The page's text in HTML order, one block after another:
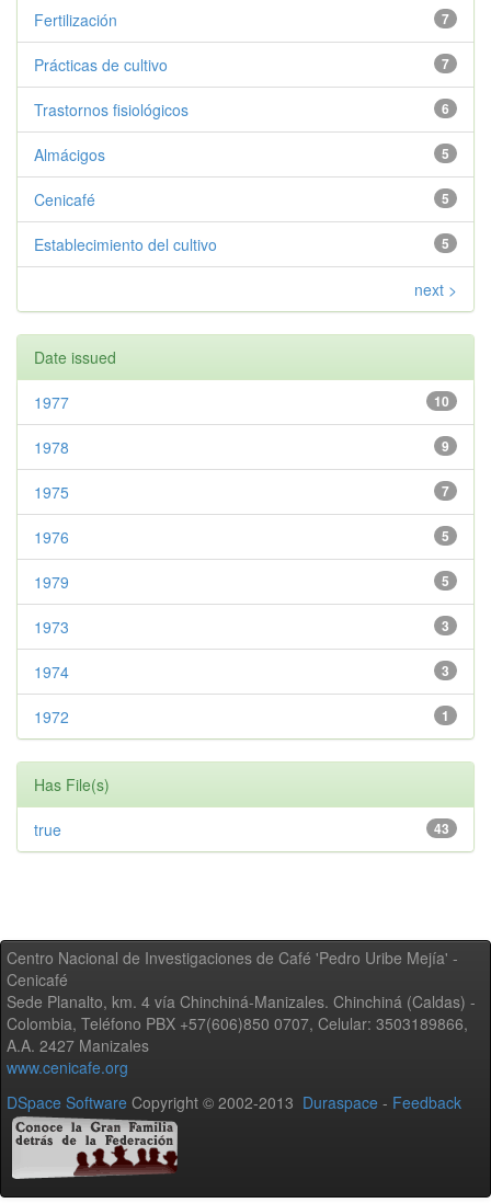
7
Fertilización
7
Prácticas de cultivo
6
Trastornos fisiológicos
5
Almácigos
5
Cenicafé
5
Establecimiento del cultivo
next >
Date issued
10
1977
9
1978
7
1975
5
1976
5
1979
3
1973
3
1974
1
1972
Has File(s)
43
true
Centro Nacional de Investigaciones de Café 'Pedro Uribe Mejía' -
Cenicafé
Sede Planalto, km. 4 vía Chinchiná-Manizales. Chinchiná (Caldas) -
Colombia, Teléfono PBX +57(606)850 0707, Celular: 3503189866,
A.A. 2427 Manizales
www.cenicafe.org
DSpace Software Copyright © 2002-2013 Duraspace - Feedback